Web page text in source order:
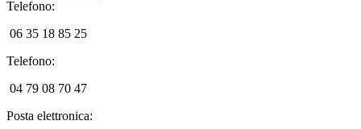
Telefono:
06 35 18 85 25
Telefono:
04 79 08 70 47
Posta elettronica: